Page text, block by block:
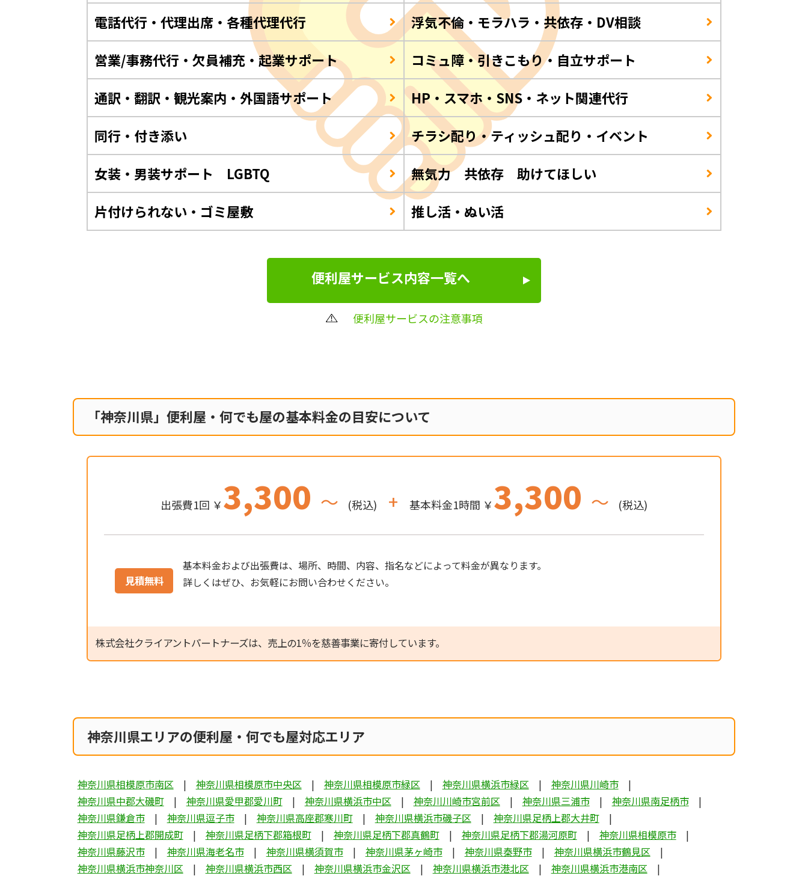
電話代行・代理出席・各種代理代行
浮気不倫・モラハラ・共依存・DV相談
営業/事務代行・欠員補充・起業サポート
コミュ障・引きこもり・自立サポート
通訳・翻訳・観光案内・外国語サポート
HP・スマホ・SNS・ネット関連代行
同行・付き添い
チラシ配り・ティッシュ配り・イベント
女装・男装サポート LGBTQ
無気力 共依存 助けてほしい
片付けられない・ゴミ屋敷
推し活・ぬい活
便利屋サービス内容一覧へ
便利屋サービスの注意事項
「神奈川県」便利屋・何でも屋の基本料金の目安について
出張費1回 ￥3,300 ～ (税込) + 基本料金1時間 ￥3,300 ～ (税込)
見積無料
基本料金および出張費は、場所、時間、内容、指名などによって料金が異なります。
詳しくはぜひ、お気軽にお問い合わせください。
株式会社クライアントパートナーズは、売上の1％を慈善事業に寄付しています。
神奈川県エリアの便利屋・何でも屋対応エリア
神奈川県相模原市南区 神奈川県相模原市中央区 神奈川県相模原市緑区 神奈川県横浜市緑区
神奈川県川崎市
神奈川県中郡大磯町
神奈川県愛甲郡愛川町 神奈川県横浜市中区 神奈川川崎市宮前区 神奈川県三浦市
神奈川県南足柄市
神奈川県鎌倉市
神奈川県逗子市 神奈川県高座郡寒川町 神奈川県横浜市磯子区
神奈川県足柄上郡大井町
神奈川県足柄上郡開成町
神奈川県足柄下郡箱根町 神奈川県足柄下郡真鶴町 神奈川県足柄下郡湯河原町
神奈川県相模原市
神奈川県藤沢市
神奈川県海老名市 神奈川県横須賀市 神奈川県茅ヶ崎市 神奈川県秦野市
神奈川県横浜市鶴見区
神奈川県横浜市神奈川区
神奈川県横浜市西区 神奈川県横浜市金沢区 神奈川県横浜市港北区
神奈川県横浜市港南区